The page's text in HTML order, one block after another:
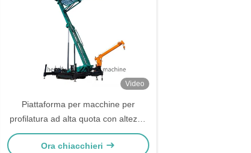
Video
Piattaforma per macchine per
profilatura ad alta quota con altezza
di sollevamento di 18,5 m, capacità
di 8 tonnellate e azionamento
Ora chiacchieri